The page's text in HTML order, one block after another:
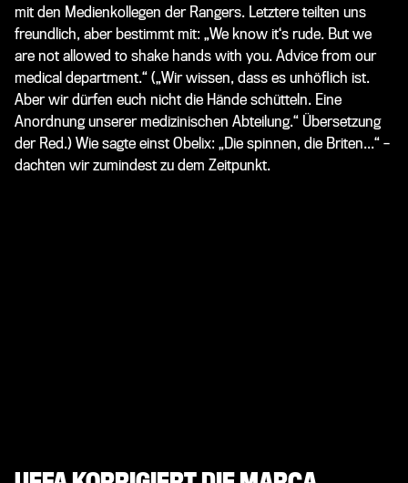
mit den Medienkollegen der Rangers. Letztere teilten uns
freundlich, aber bestimmt mit: „We know it‘s rude. But we
are not allowed to shake hands with you. Advice from our
medical department.“ („Wir wissen, dass es unhöflich ist.
Aber wir dürfen euch nicht die Hände schütteln. Eine
Anordnung unserer medizinischen Abteilung.“ Übersetzung
der Red.) Wie sagte einst Obelix: „Die spinnen, die Briten...“ –
dachten wir zumindest zu dem Zeitpunkt.